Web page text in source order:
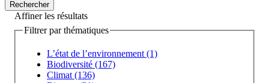
Rechercher
Affiner les résultats
Filtrer par thématiques
L’état de l’environnement (1)
Biodiversité (167)
Climat (136)